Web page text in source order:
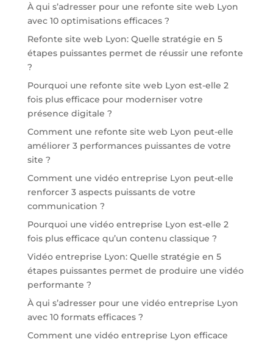
À qui s’adresser pour une refonte site web Lyon
avec 10 optimisations efficaces ?
Refonte site web Lyon: Quelle stratégie en 5
étapes puissantes permet de réussir une refonte
?
Pourquoi une refonte site web Lyon est-elle 2
fois plus efficace pour moderniser votre
présence digitale ?
Comment une refonte site web Lyon peut-elle
améliorer 3 performances puissantes de votre
site ?
Comment une vidéo entreprise Lyon peut-elle
renforcer 3 aspects puissants de votre
communication ?
Pourquoi une vidéo entreprise Lyon est-elle 2
fois plus efficace qu’un contenu classique ?
Vidéo entreprise Lyon: Quelle stratégie en 5
étapes puissantes permet de produire une vidéo
performante ?
À qui s’adresser pour une vidéo entreprise Lyon
avec 10 formats efficaces ?
Comment une vidéo entreprise Lyon efficace